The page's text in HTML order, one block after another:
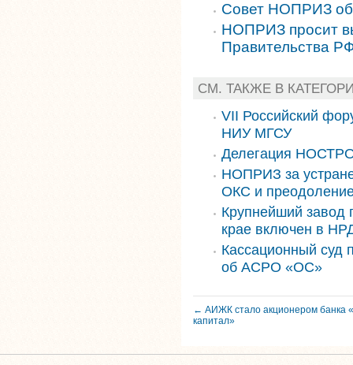
Совет НОПРИЗ
НОПРИЗ просит
Правительства
СМ. ТАКЖЕ В
VII Российский
НИУ МГСУ
Делегация
НОПРИЗ за
ОКС и
Крупнейший завод
крае включен в
Кассационный суд
об АСРО «ОС»
← АИЖК стало акционером банка
капитал»